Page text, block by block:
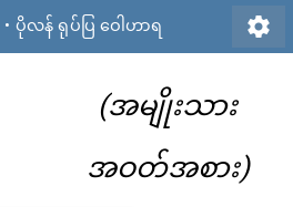
• ပိုလန် ရုပ်ပြ ဝေါဟာရ settings
(အမျိုးသား
အဝတ်အစား)